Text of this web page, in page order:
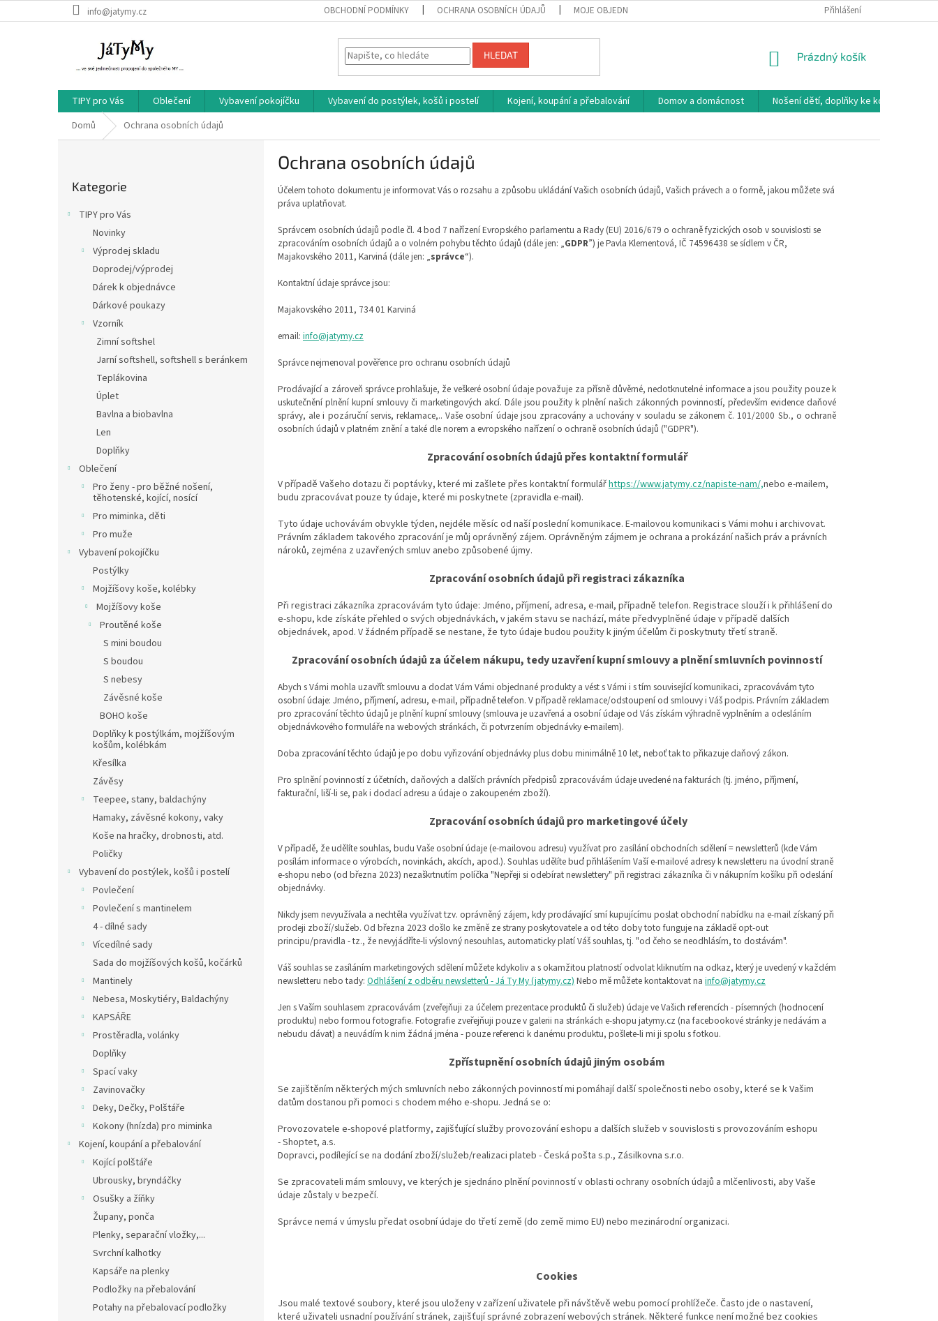
na
info@jatymy.cz OBCHODNÍ PODMÍNKY OCHRANA OSOBNÍCH ÚDAJŮ MOJE OBJEDNÁVKA DOPRAVA, PLATBY A
Přihlášení
HLEDAT
NÁKUPNÍ
Prázdný košík
TIPY pro Vás Oblečení Vybavení pokojíčku Vybavení do postýlek, košů i postelí Kojení, koupání a přebalování Domov a domácnost
Nošení dětí, doplňky ke kočárkům
Domů
Ochrana osobních údajů
kategorie
Kategorie
TIPY pro Vás
Novinky
Výprodej skladu
Doprodej/výprodej
Dárek k objednávce
Dárkové poukazy
Vzorník
Zimní softshel
Jarní softshell, softshell s beránkem
Teplákovina
Úplet
Bavlna a biobavlna
Len
Doplňky
Oblečení
Pro ženy - pro běžné nošení,
těhotenské, kojící, nosící
Pro miminka, děti
Pro muže
Vybavení pokojíčku
Postýlky
Mojžíšovy koše, kolébky
Mojžíšovy koše
Proutěné koše
S mini boudou
S boudou
S nebesy
Závěsné koše
BOHO koše
Doplňky k postýlkám, mojžíšovým
košům, kolébkám
Křesílka
Závěsy
Teepee, stany, baldachýny
Hamaky, závěsné kokony, vaky
Koše na hračky, drobnosti, atd.
Poličky
Vybavení do postýlek, košů i postelí
Povlečení
Povlečení s mantinelem
4 - dílné sady
Vícedílné sady
Sada do mojžíšových košů, kočárků
Mantinely
Nebesa, Moskytiéry, Baldachýny
KAPSÁŘE
Prostěradla, volánky
Doplňky
Spací vaky
Zavinovačky
Deky, Dečky, Polštáře
Kokony (hnízda) pro miminka
Kojení, koupání a přebalování
Kojící polštáře
Ubrousky, bryndáčky
Osušky a žíňky
Župany, ponča
Plenky, separační vložky,...
Svrchní kalhotky
Kapsáře na plenky
Podložky na přebalování
Potahy na přebalovací podložky
Ochrana osobních údajů
Účelem tohoto dokumentu je informovat Vás o rozsahu a způsobu ukládání Vašich osobních údajů, Vašich právech a o formě, jakou můžete svá
práva uplatňovat.
Správcem osobních údajů podle čl. 4 bod 7 nařízení Evropského parlamentu a Rady (EU) 2016/679 o ochraně fyzických osob v souvislosti se
zpracováním osobních údajů a o volném pohybu těchto údajů (dále jen: „GDPR”) je Pavla Klementová, IČ 74596438 se sídlem v ČR,
Majakovského 2011, Karviná (dále jen: „správce“).
Kontaktní údaje správce jsou:
Majakovského 2011, 734 01 Karviná
email: info@jatymy.cz
Správce nejmenoval pověřence pro ochranu osobních údajů
Prodávající a zároveň správce prohlašuje, že veškeré osobní údaje považuje za přísně důvěrné, nedotknutelné informace a jsou použity pouze k
uskutečnění plnění kupní smlouvy či marketingových akcí. Dále jsou použity k plnění našich zákonných povinností, především evidence daňové
správy, ale i pozáruční servis, reklamace,.. Vaše osobní údaje jsou zpracovány a uchovány v souladu se zákonem č. 101/2000 Sb., o ochraně
osobních údajů v platném znění a také dle norem a evropského nařízení o ochraně osobních údajů ("GDPR").
Zpracování osobních údajů přes kontaktní formulář
V případě Vašeho dotazu či poptávky, které mi zašlete přes kontaktní formulářhttps://www.jatymy.cz/napiste-nam/,nebo e-mailem,
budu zpracovávat pouze ty údaje, které mi poskytnete (zpravidla e-mail).
Tyto údaje uchovávám obvykle týden, nejdéle měsíc od naší poslední komunikace. E-mailovou komunikaci s Vámi mohu i archivovat.
Právním základem takového zpracování je můj oprávněný zájem. Oprávněným zájmem je ochrana a prokázání našich práv a právních
nároků, zejména z uzavřených smluv anebo způsobené újmy.
Zpracování osobních údajů při registraci zákazníka
Při registraci zákazníka zpracovávám tyto údaje: Jméno, příjmení, adresa, e-mail, případně telefon. Registrace slouží i k přihlášení do
e-shopu, kde získáte přehled o svých objednávkách, v jakém stavu se nachází, máte předvyplněné údaje v případě dalších
objednávek, apod. V žádném případě se nestane, že tyto údaje budou použity k jiným účelům či poskytnuty třetí straně.
Zpracování osobních údajů za účelem nákupu, tedy uzavření kupní smlouvy a plnění smluvních povinností
Abych s Vámi mohla uzavřít smlouvu a dodat Vám Vámi objednané produkty a vést s Vámi i s tím související komunikaci, zpracovávám tyto
osobní údaje: Jméno, příjmení, adresu, e-mail, případně telefon. V případě reklamace/odstoupení od smlouvy i Váš podpis. Právním základem
pro zpracování těchto údajů je plnění kupní smlouvy (smlouva je uzavřená a osobní údaje od Vás získám výhradně vyplněním a odesláním
objednávkového formuláře na webových stránkách, či potvrzením objednávky e-mailem).
Doba zpracování těchto údajů je po dobu vyřizování objednávky plus dobu minimálně 10 let, neboť tak to přikazuje daňový zákon.
Pro splnění povinností z účetních, daňových a dalších právních předpisů zpracovávám údaje uvedené na fakturách (tj. jméno, příjmení,
fakturační, liší-li se, pak i dodací adresu a údaje o zakoupeném zboží).
Zpracování osobních údajů pro marketingové účely
V případě, že udělíte souhlas, budu Vaše osobní údaje (e-mailovou adresu) využívat pro zasílání obchodních sdělení = newsletterů (kde Vám
posílám informace o výrobcích, novinkách, akcích, apod.). Souhlas udělíte buď přihlášením Vaší e-mailové adresy k newsletteru na úvodní straně
e-shopu nebo (od března 2023) nezaškrtnutím políčka "Nepřeji si odebírat newslettery" při registraci zákazníka či v nákupním košíku při odeslání
objednávky.
Nikdy jsem nevyužívala a nechtěla využívat tzv. oprávněný zájem, kdy prodávající smí kupujícímu poslat obchodní nabídku na e-mail získaný při
prodeji zboží/služeb. Od března 2023 došlo ke změně ze strany poskytovatele a od této doby toto funguje na základě opt-out
principu/pravidla - tz., že nevyjádříte-li výslovný nesouhlas, automaticky platí Váš souhlas, tj. "od čeho se neodhlásím, to dostávám".
Váš souhlas se zasíláním marketingových sdělení můžete kdykoliv a s okamžitou platností odvolat kliknutím na odkaz, který je uvedený v každém
newsletteru nebo tady: Odhlášení z odběru newsletterů - Já Ty My (jatymy.cz) Nebo mě můžete kontaktovat na info@jatymy.cz
Jen s Vaším souhlasem zpracovávám (zveřejňuji za účelem prezentace produktů či služeb) údaje ve Vašich referencích - písemných (hodnocení
produktu) nebo formou fotografie. Fotografie zveřejňuji pouze v galerii na stránkách e-shopu jatymy.cz (na facebookové stránky je nedávám a
nebudu dávat) a neuvádím k nim žádná jména - pouze referenci k danému produktu, pošlete-li mi ji spolu s fotkou.
Zpřístupnění osobních údajů jiným osobám
Se zajištěním některých mých smluvních nebo zákonných povinností mi pomáhají další společnosti nebo osoby, které se k Vašim
datům dostanou při pomoci s chodem mého e-shopu. Jedná se o:
Provozovatele e-shopové platformy, zajišťující služby provozování eshopu a dalších služeb v souvislosti s provozováním eshopu
- Shoptet, a.s.
Dopravci, podílející se na dodání zboží/služeb/realizaci plateb - Česká pošta s.p., Zásilkovna s.r.o.
Se zpracovateli mám smlouvy, ve kterých je sjednáno plnění povinností v oblasti ochrany osobních údajů a mlčenlivosti, aby Vaše
údaje zůstaly v bezpečí.
Správce nemá v úmyslu předat osobní údaje do třetí země (do země mimo EU) nebo mezinárodní organizaci.
Cookies
Jsou malé textové soubory, které jsou uloženy v zařízení uživatele při návštěvě webu pomocí prohlížeče. Často jde o nastavení,
které uživateli usnadní používání stránek, zajišťují správné zobrazení webových stránek. Některé funkce není možné bez cookies